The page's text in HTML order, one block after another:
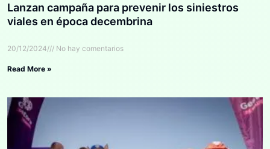
Lanzan campaña para prevenir los siniestros
viales en época decembrina
20/12/2024 No hay comentarios
Read More »